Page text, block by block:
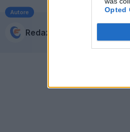
Opted
Autore
Redazione Fantacalcio.it